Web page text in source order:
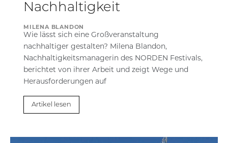
Nachhaltigkeit
MILENA BLANDON
Wie lässt sich eine Großveranstaltung
nachhaltiger gestalten? Milena Blandon,
Nachhaltigkeitsmanagerin des NORDEN Festivals,
berichtet von ihrer Arbeit und zeigt Wege und
Herausforderungen auf
Artikel lesen